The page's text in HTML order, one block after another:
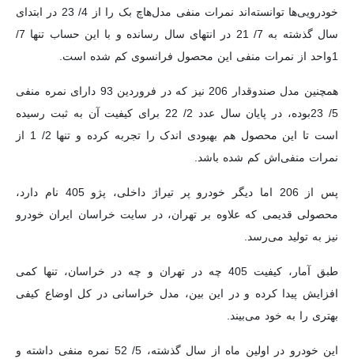
خودرویی‌ها توانسته‌اند نمرات منفی مدل‌هاچ بک را از 4/ 23 در ابتدای
سال گذشته به 7/ 21 در انتهای سال رسانده و با این حساب تنها 7/
1‌واحد از نمرات منفی این محصول فرانسوی کم شده است.
همچنین مدل صندوقدار 206 نیز که در فروردین 93 دارای نمره منفی
5/ 23‌بوده، در پایان سال عدد 2/ 22 برای کیفیت آن به ثبت رسیده
است تا این محصول هم بهبودی اندک را تجربه کرده و تنها 2/ 1 از
نمرات منفی‌اش کم شده باشد.
پس از 206 اما دیگر خودرو پر تیراژ داخلی، پژو 405 نام دارد،
محصولی قدیمی که علاوه بر تهران، در سایت خراسان ایران خودرو
نیز به تولید می‌رسد.
طبق آمار، کیفیت 405 چه در تهران و چه در خراسان، تنها کمی
افزایش پیدا کرده و در این بین، مدل خراسانی در کل اوضاع کیفی
بهتری را به خود می‌بیند.
این خودرو در اولین ماه از سال گذشته، 5/ 52 نمره منفی داشته و